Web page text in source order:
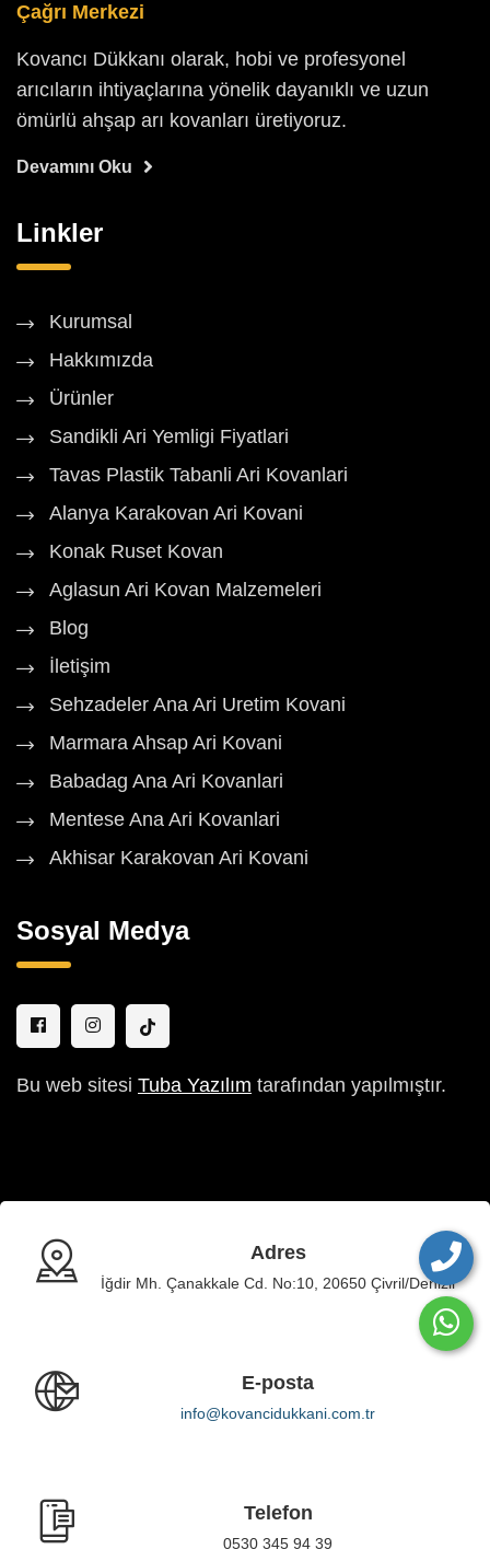
Çağrı Merkezi
Kovancı Dükkanı olarak, hobi ve profesyonel
arıcıların ihtiyaçlarına yönelik dayanıklı ve uzun
ömürlü ahşap arı kovanları üretiyoruz.
Devamını Oku
Linkler
Kurumsal
Hakkımızda
Ürünler
Sandikli Ari Yemligi Fiyatlari
Tavas Plastik Tabanli Ari Kovanlari
Alanya Karakovan Ari Kovani
Konak Ruset Kovan
Aglasun Ari Kovan Malzemeleri
Blog
İletişim
Sehzadeler Ana Ari Uretim Kovani
Marmara Ahsap Ari Kovani
Babadag Ana Ari Kovanlari
Mentese Ana Ari Kovanlari
Akhisar Karakovan Ari Kovani
Sosyal Medya
Bu web sitesi Tuba Yazılım tarafından yapılmıştır.
Adres
İğdir Mh. Çanakkale Cd. No:10, 20650 Çivril/Denizli
E-posta
info@kovancidukkani.com.tr
Telefon
0530 345 94 39